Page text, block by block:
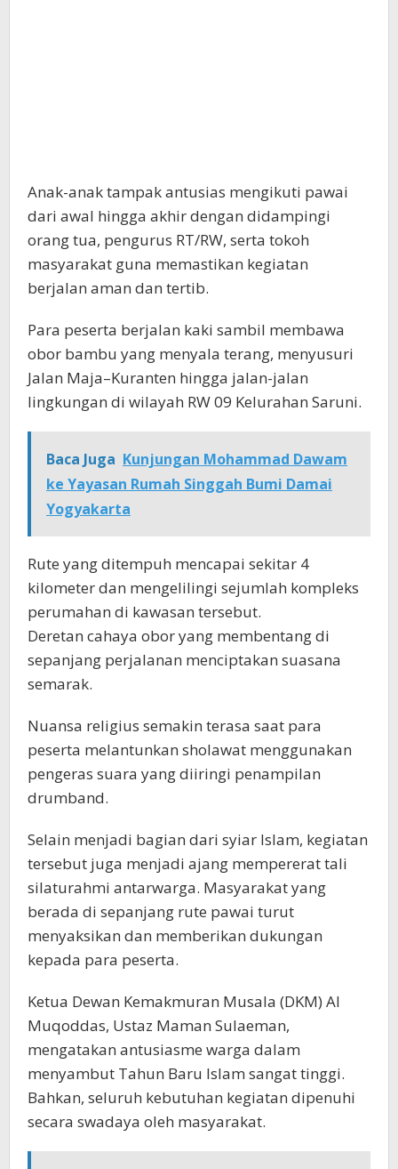
Anak-anak tampak antusias mengikuti pawai
dari awal hingga akhir dengan didampingi
orang tua, pengurus RT/RW, serta tokoh
masyarakat guna memastikan kegiatan
berjalan aman dan tertib.
Para peserta berjalan kaki sambil membawa
obor bambu yang menyala terang, menyusuri
Jalan Maja–Kuranten hingga jalan-jalan
lingkungan di wilayah RW 09 Kelurahan Saruni.
Baca Juga Kunjungan Mohammad Dawam
ke Yayasan Rumah Singgah Bumi Damai
Yogyakarta
Rute yang ditempuh mencapai sekitar 4
kilometer dan mengelilingi sejumlah kompleks
perumahan di kawasan tersebut.
Deretan cahaya obor yang membentang di
sepanjang perjalanan menciptakan suasana
semarak.
Nuansa religius semakin terasa saat para
peserta melantunkan sholawat menggunakan
pengeras suara yang diiringi penampilan
drumband.
Selain menjadi bagian dari syiar Islam, kegiatan
tersebut juga menjadi ajang mempererat tali
silaturahmi antarwarga. Masyarakat yang
berada di sepanjang rute pawai turut
menyaksikan dan memberikan dukungan
kepada para peserta.
Ketua Dewan Kemakmuran Musala (DKM) Al
Muqoddas, Ustaz Maman Sulaeman,
mengatakan antusiasme warga dalam
menyambut Tahun Baru Islam sangat tinggi.
Bahkan, seluruh kebutuhan kegiatan dipenuhi
secara swadaya oleh masyarakat.